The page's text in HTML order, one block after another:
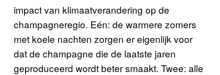
impact van klimaatverandering op de
champagneregio. Eén: de warmere zomers
met koele nachten zorgen er eigenlijk voor
dat de champagne die de laatste jaren
geproduceerd wordt beter smaakt. Twee: alle